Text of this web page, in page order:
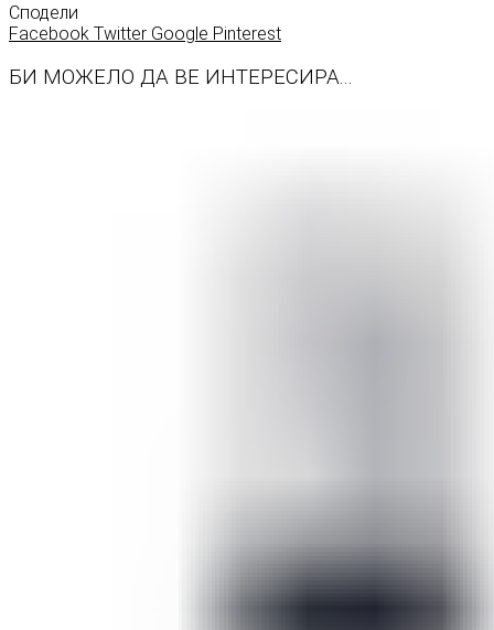
Сподели
Facebook Twitter Google Pinterest
БИ МОЖЕЛО ДА ВЕ ИНТЕРЕСИРА...